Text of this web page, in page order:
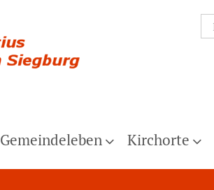
Gemeindeleben Kirchorte